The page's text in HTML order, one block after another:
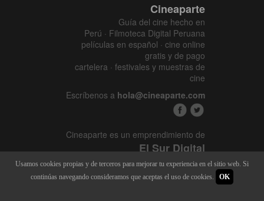
Cineaparte
Guía del cine hecho en
Perú · Filmoteca Digital Peruana
películas en español · cine online
gratis y de pago
cartelera · festivales y muestras de
cine
Escríbenos a hola@cineaparte.com
Cineaparte es un emprendimiento de
El Sur Digital
www.elsurcine.com
Desarrollado porSALA247
Usamos cookies propias y de terceros para mejorar tu experiencia en el sitio web. Si
continúas navegando consideramos que aceptas el uso de cookies.
OK